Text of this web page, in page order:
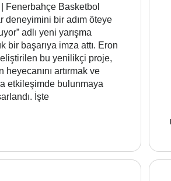
Fenerbahçe Basketbol
deneyimini bir adım öteye
adlı yeni yarışma
bir başarıya imza attı. Eron
bu yenilikçi proje,
heyecanını artırmak ve
etkileşimde bulunmaya
İşte